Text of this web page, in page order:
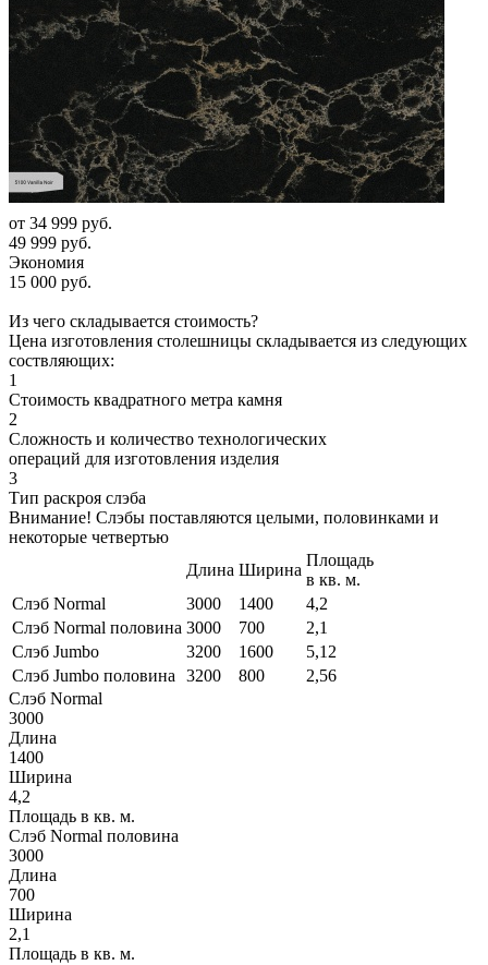
от 34 999 руб.
49 999 руб.
Экономия
15 000 руб.
Из чего складывается стоимость?
Цена изготовления столешницы складывается из следующих
соствляющих:
1
Стоимость квадратного метра камня
2
Сложность и количество технологических
операций для изготовления изделия
3
Тип раскроя слэба
Внимание! Слэбы поставляются целыми, половинками и
некоторые четвертью
Длина Ширина
Площадь
в кв. м.
Слэб Normal
3000 1400
4,2
Слэб Normal половина 3000 700
2,1
Слэб Jumbo
3200 1600
5,12
Слэб Jumbo половина
3200 800
2,56
Слэб Normal
3000
Длина
1400
Ширина
4,2
Площадь в кв. м.
Слэб Normal половина
3000
Длина
700
Ширина
2,1
Площадь в кв. м.